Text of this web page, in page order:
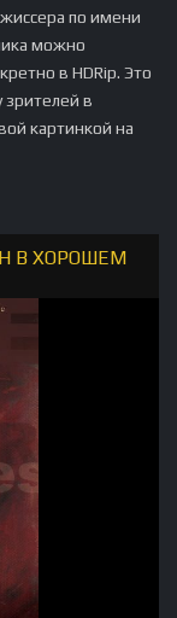
по имени
можно
в HDRip. Это
в
картинкой на
В ХОРОШЕМ